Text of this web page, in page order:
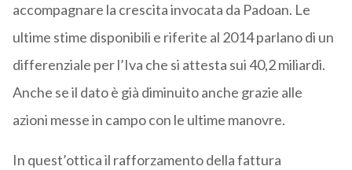
accompagnare la crescita invocata da Padoan. Le
ultime stime disponibili e riferite al 2014 parlano di un
differenziale per l’Iva che si attesta sui 40,2 miliardi.
Anche se il dato è già diminuito anche grazie alle
azioni messe in campo con le ultime manovre.
In quest’ottica il rafforzamento della fattura